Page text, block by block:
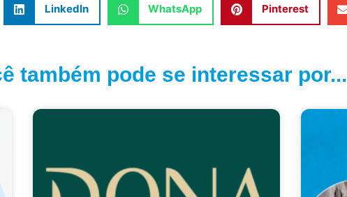
LinkedIn WhatsApp Pinterest
também pode se interessar por...